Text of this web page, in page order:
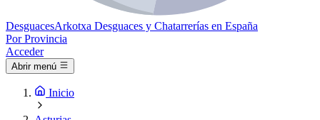
DesguacesArkotxa Desguaces y Chatarrerías en España
Por Provincia
Acceder
Abrir menú
Inicio